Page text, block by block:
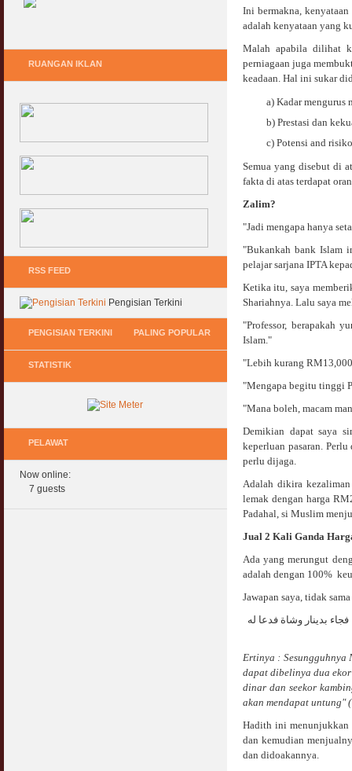
Ini bermakna,
adalah kenyataan yang
Malah apabila dilihat
perniagaan juga
keadaan. Hal ini sukar
a) Kadar mengurus
b) Prestasi dan
c) Potensi and
Semua yang disebut di
fakta di atas terdapat
Zalim?
"Jadi mengapa hanya
"Bukankah bank Islam
pelajar sarjana IPTA
Ketika itu, saya
Shariahnya. Lalu saya
"Professor, berapakah
Islam."
"Lebih kurang
"Mengapa begitu tinggi
"Mana boleh, macam
Demikian dapat saya
keperluan pasaran.
perlu dijaga.
Adalah dikira
lemak dengan harga
Padahal, si Muslim
Jual 2 Kali Ganda
Ada yang merungut
adalah dengan 100%
Jawapan saya, tidak
بدينار وشاة فدعا له
Ertinya : Sesungguhnya
dapat dibelinya dua
dinar dan seekor
akan mendapat untung"
Hadith ini menunjukkan
dan kemudian
dan didoakannya.
RUANGAN IKLAN
RSS FEED
Pengisian Terkini
PENGISIAN TERKINI PALING POPULAR
Keperluan GIG Ekonomi Semasa & Selepas
COVID & PKP
Pasca COVID, Bantu IKS Mikro Turunkan
Harga Iklan Media
Morarorium 6 Bulan Dikecualikan 'Accrued
Hukum Onani Lelaki & Wanita
07 February 2007
Facebook Dapat RM100
27 February 2010
Multi Level Marketing Menurut Shariah
08 April 2007
STATISTIK
PELAWAT
Now online:
7 guests